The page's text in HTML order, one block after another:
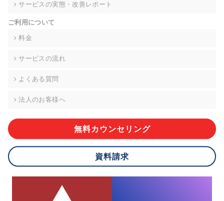
的な期間内に対応いたします。ただし、申請が本人確認が不可
により、ご希望に添えない場合があります。 なお、アクセスロ
グなどの個人情報以外の情報については、原則として開示等は
株式会社div 個人情報問合せ窓口
メールアドレス:privacy_policy@di-v.co.jp
ご本人様が当社に個人情報を提供されるかどうかは任意による
応ができない場合があります。
8.cookieにより取得・分析した情報とその利用について
当社は第三者が運営するデータ・マネジメント・プラットフォ
ームからcookieにより収集されたウェブの閲覧機歴及びその分
析結果を取得し、これをお客様の個人データと結びつけた上
サービスの実態・改善レポート
ご利用について
料金
サービスの流れ
よくある質問
法人のお客様へ
無料カウンセリング
資料請求